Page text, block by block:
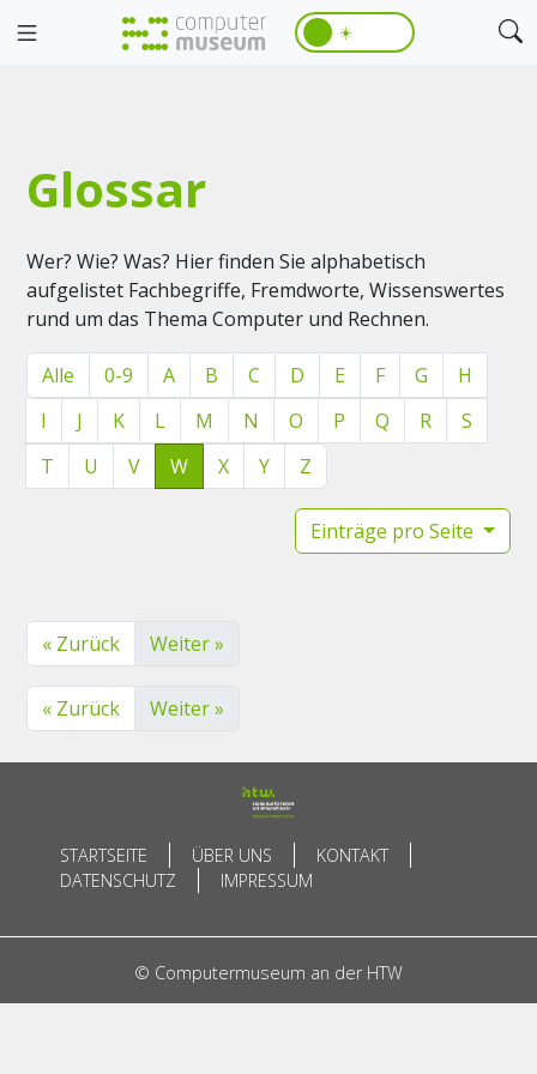
☀️
Glossar
Wer? Wie? Was? Hier finden Sie alphabetisch
aufgelistet Fachbegriffe, Fremdworte, Wissenswertes
rund um das Thema Computer und Rechnen.
Alle 0-9 A B C D E F G
H
I
J K L M N O P Q R
S
T
U V W X Y Z
Einträge pro Seite
« Zurück Weiter »
« Zurück Weiter »
STARTSEITE ÜBER UNS
KONTAKT
DATENSCHUTZ
IMPRESSUM
© Computermuseum an der HTW